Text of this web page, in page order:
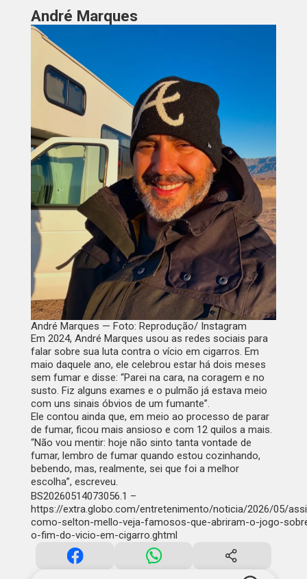
André Marques
André Marques — Foto: Reprodução/ Instagram
Em 2024, André Marques usou as redes sociais para
falar sobre sua luta contra o vício em cigarros. Em
maio daquele ano, ele celebrou estar há dois meses
sem fumar e disse: “Parei na cara, na coragem e no
susto. Fiz alguns exames e o pulmão já estava meio
com uns sinais óbvios de um fumante”.
Ele contou ainda que, em meio ao processo de parar
de fumar, ficou mais ansioso e com 12 quilos a mais.
“Não vou mentir: hoje não sinto tanta vontade de
fumar, lembro de fumar quando estou cozinhando,
bebendo, mas, realmente, sei que foi a melhor
escolha”, escreveu.
BS20260514073056.1 –
https://extra.globo.com/entretenimento/noticia/2026/05/
como-selton-mello-veja-famosos-que-abriram-o-jogo-
o-fim-do-vicio-em-cigarro.ghtml